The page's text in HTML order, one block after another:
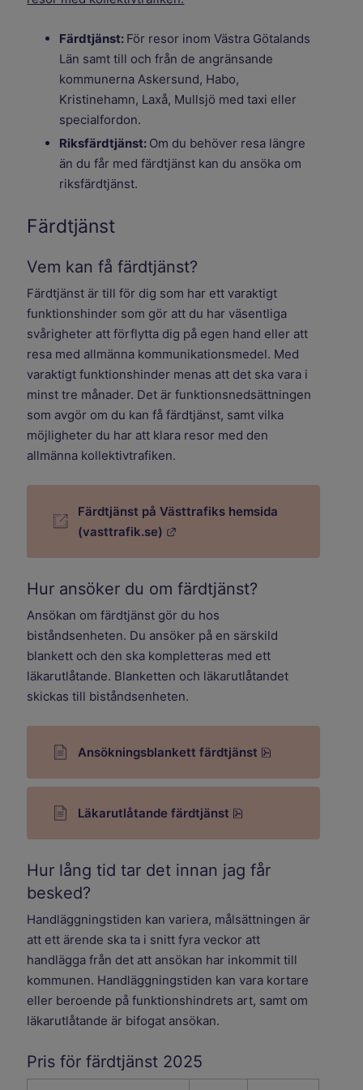
Färdtjänst: För resor inom Västra Götalands
Län samt till och från de angränsande
kommunerna Askersund, Habo,
Kristinehamn, Laxå, Mullsjö med taxi eller
specialfordon.
Riksfärdtjänst: Om du behöver resa längre
än du får med färdtjänst kan du ansöka om
riksfärdtjänst.
Färdtjänst
Vem kan få färdtjänst?
Färdtjänst är till för dig som har ett varaktigt
funktionshinder som gör att du har väsentliga
svårigheter att förflytta dig på egen hand eller att
resa med allmänna kommunikationsmedel. Med
varaktigt funktionshinder menas att det ska vara i
minst tre månader. Det är funktionsnedsättningen
som avgör om du kan få färdtjänst, samt vilka
möjligheter du har att klara resor med den
allmänna kollektivtrafiken.
Färdtjänst på Västtrafiks hemsida
(vasttrafik.se)
Hur ansöker du om färdtjänst?
Ansökan om färdtjänst gör du hos
biståndsenheten. Du ansöker på en särskild
blankett och den ska kompletteras med ett
läkarutlåtande. Blanketten och läkarutlåtandet
skickas till biståndsenheten.
Ansökningsblankett färdtjänst
Läkarutlåtande färdtjänst
Hur lång tid tar det innan jag får
besked?
Handläggningstiden kan variera, målsättningen är
att ett ärende ska ta i snitt fyra veckor att
handlägga från det att ansökan har inkommit till
kommunen. Handläggningstiden kan vara kortare
eller beroende på funktionshindrets art, samt om
läkarutlåtande är bifogat ansökan.
Pris för färdtjänst 2025